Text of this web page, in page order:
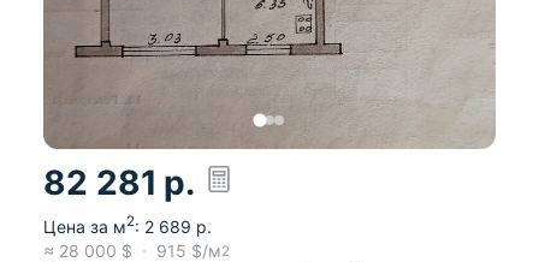
82 281 р.
Цена за м2: 2 689 р.
≈ 28 000 $ 915 $/м2